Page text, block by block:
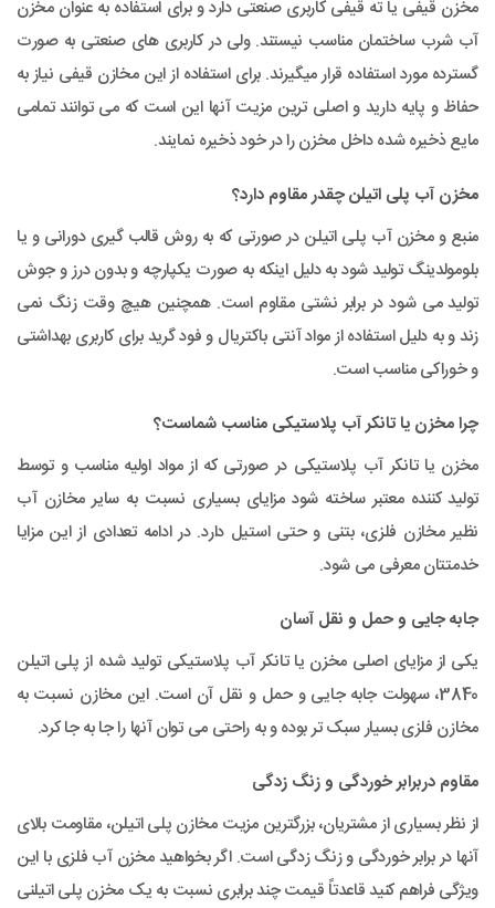
مخزن قیفی یا ته قیفی کاربری صنعتی دارد و برای استفاده به عنوان مخزن
آب شرب ساختمان مناسب نیستند. ولی در کاربری های صنعتی به صورت
گسترده مورد استفاده قرار میگیرند. برای استفاده از این مخازن قیفی نیاز به
حفاظ و پایه دارید و اصلی ترین مزیت آنها این است که می توانند تمامی
مایع ذخیره شده داخل مخزن را در خود ذخیره نمایند.
مخزن آب پلی اتیلن چقدر مقاوم دارد؟
منبع و مخزن آب پلی اتیلن در صورتی که به روش قالب گیری دورانی و یا
بلومولدینگ تولید شود به دلیل اینکه به صورت یکپارچه و بدون درز و جوش
تولید می شود در برابر نشتی مقاوم است. همچنین هیچ وقت زنگ نمی
زند و به دلیل استفاده از مواد آنتی باکتریال و فود گرید برای کاربری بهداشتی
و خوراکی مناسب است.
چرا مخزن یا تانکر آب پلاستیکی مناسب شماست؟
مخزن یا تانکر آب پلاستیکی در صورتی که از مواد اولیه مناسب و توسط
تولید کننده معتبر ساخته شود مزایای بسیاری نسبت به سایر مخازن آب
نظیر مخازن فلزی، بتنی و حتی استیل دارد. در ادامه تعدادی از این مزایا
خدمتتان معرفی می شود.
جابه جایی و حمل و نقل آسان
یکی از مزایای اصلی مخزن یا تانکر آب پلاستیکی تولید شده از پلی اتیلن
3840، سهولت جابه جایی و حمل و نقل آن است. این مخازن نسبت به
مخازن فلزی بسیار سبک تر بوده و به راحتی می توان آنها را جا به جا کرد.
مقاوم دربرابر خوردگی و زنگ زدگی
از نظر بسیاری از مشتریان، بزرگترین مزیت مخازن پلی اتیلن، مقاومت بالای
آنها در برابر خوردگی و زنگ زدگی است. اگر بخواهید مخزن آب فلزی با این
ویژگی فراهم کنید قاعدتاً قیمت چند برابری نسبت به یک مخزن پلی اتیلنی